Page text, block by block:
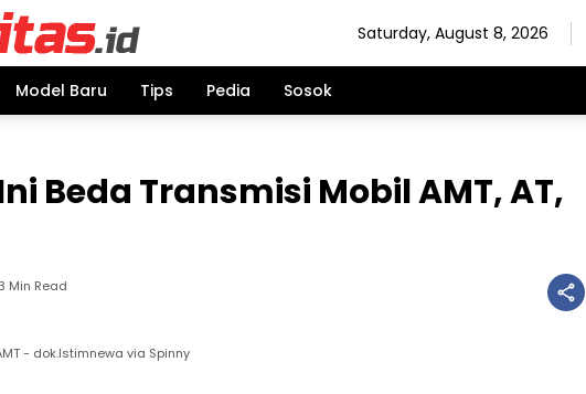
Saturday, August 8, 2026
Model Baru Tips Pedia Sosok
Beda Transmisi Mobil AMT, AT,
Min Read
- dok.Istimnewa via Spinny